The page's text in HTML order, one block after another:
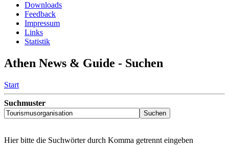
Downloads
Feedback
Impressum
Links
Statistik
Athen News & Guide - Suchen
Start
Suchmuster
Hier bitte die Suchwörter durch Komma getrennt eingeben